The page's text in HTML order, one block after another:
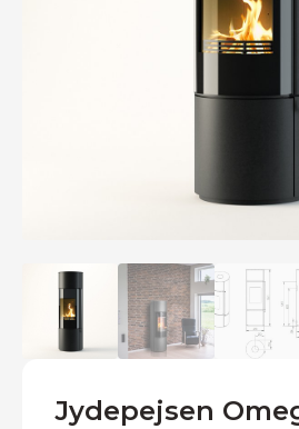
Jydepejsen